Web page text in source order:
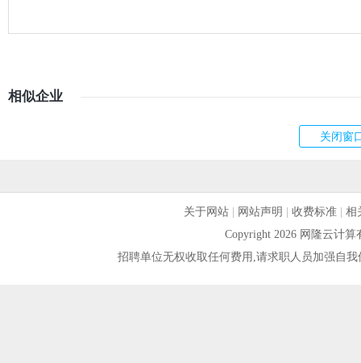
相似企业
关于网站| 网站声明 收费标准| 相
Copyright 2026 网隆云计
招聘单位无权收取任何费用,请求职人员加强自